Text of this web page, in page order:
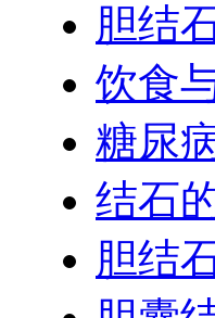
胆结
饮食
糖尿
结石
胆结